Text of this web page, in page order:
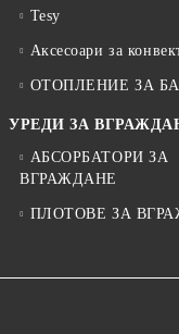
Tesy
Аксесоари за
ОТОПЛЕНИЕ ЗА
УРЕДИ ЗА
АБСОРБАТОРИ ЗА
ВГРАЖДАНЕ
ПЛОТОВЕ ЗА